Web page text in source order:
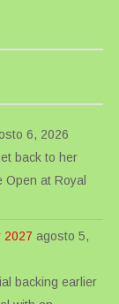
6, 2026
back to her
at Royal
2027 agosto 5,
backing earlier